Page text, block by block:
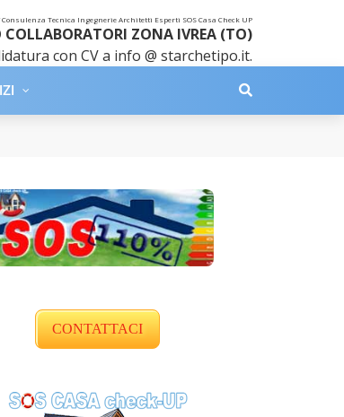
Consulenza Tecnica Ingegnerie Architetti Esperti SOS Casa Check UP
COLLABORATORI ZONA IVREA (TO)
con CV a info @ starchetipo.it.
CONTATTACI